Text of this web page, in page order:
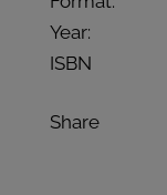
Year:
ISBN
Share